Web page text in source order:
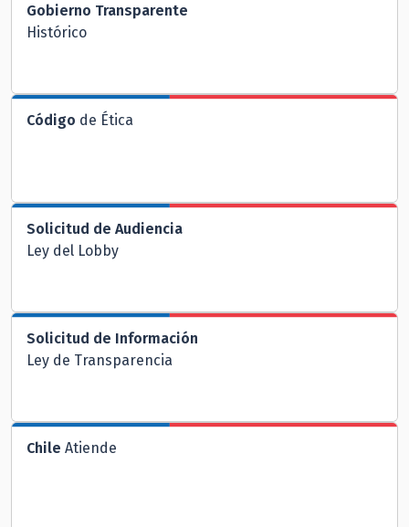
Gobierno Transparente
Histórico
Código de Ética
Solicitud de Audiencia
Ley del Lobby
Solicitud de Información
Ley de Transparencia
Chile Atiende